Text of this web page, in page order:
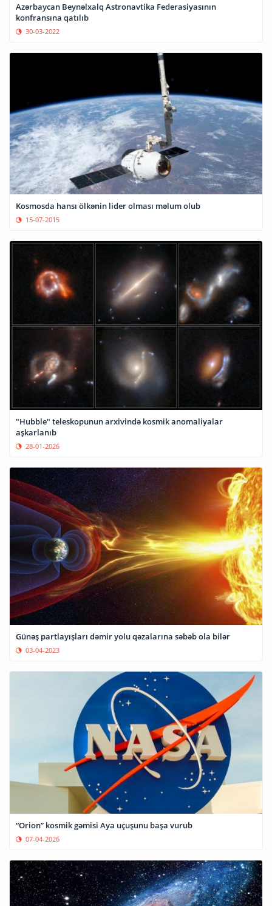
Azərbaycan Beynəlxalq Astronavtika Federasiyasının
konfransına qatılıb
30-03-2022
Kosmosda hansı ölkənin lider olması məlum olub
15-07-2015
"Hubble" teleskopunun arxivində kosmik anomaliyalar
aşkarlanıb
28-01-2026
Günəş partlayışları dəmir yolu qəzalarına səbəb ola bilər
03-04-2023
“Orion” kosmik gəmisi Aya uçuşunu başa vurub
07-04-2026